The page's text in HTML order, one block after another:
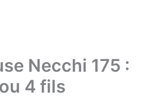
Necchi 175 :
4 fils